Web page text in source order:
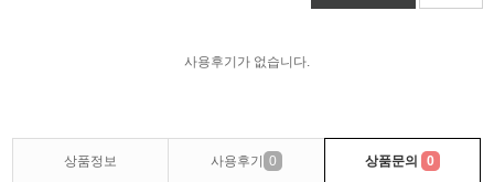
사용후기가 없습니다.
상품정보 사용후기 0 상품문의 0